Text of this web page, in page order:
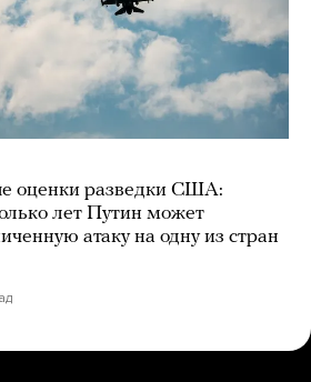
оценки разведки США:
лет Путин может
атаку на одну из стран